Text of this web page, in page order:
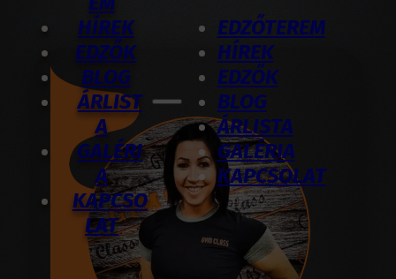
HÍREK
EDZŐK
BLOG
ÁRLIST
A
GALÉRI
A
KAPCSO
LAT
EDZŐTEREM
HÍREK
EDZŐK
BLOG
ÁRLISTA
GALÉRIA
KAPCSOLAT